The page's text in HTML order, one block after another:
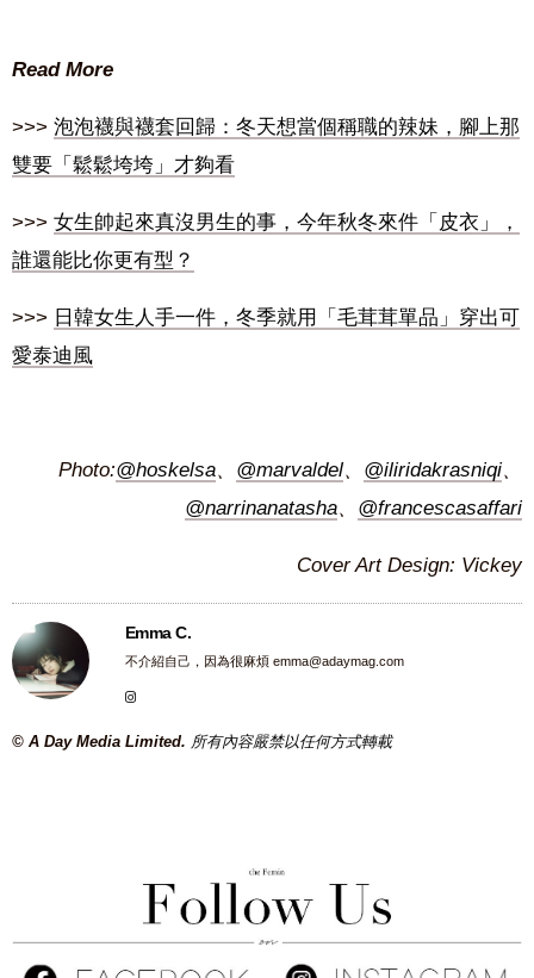
Read More
>>> 泡泡襪與襪套回歸：冬天想當個稱職的辣妹，腳上那
雙要「鬆鬆垮垮」才夠看
>>> 女生帥起來真沒男生的事，今年秋冬來件「皮衣」，
誰還能比你更有型？
>>> 日韓女生人手一件，冬季就用「毛茸茸單品」穿出可
愛泰迪風
Photo:@hoskelsa、 @marvaldel、 @iliridakrasniqi、
@narrinanatasha、 @francescasaffari
Cover Art Design: Vickey
Emma C.
不介紹自己，因為很麻煩 emma@adaymag.com
© A Day Media Limited. 所有內容嚴禁以任何方式轉載